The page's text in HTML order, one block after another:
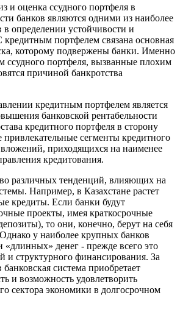
и оценка ссудного портфеля в
банков являются одними из наиболее
определении устойчивости и
кредитным портфелем связана основная
которому подвержены банки. Именно
ссудного портфеля, вызванные плохим
причиной банкротства
кредитным портфелем является
банковской рентабельности
кредитного портфеля в сторону
сегменты кредитного
приходящихся на наименее
кредитования.
различных тенденций, влияющих на
Например, в Казахстане растет
кредиты. Если банки будут
проекты, имея краткосрочные
то они, конечно, берут на себя
у наиболее крупных банков
«длинных» денег - прежде всего это
и структурного финансирования. За
система приобретает
и возможность удовлетворить
сектора экономики в долгосрочном